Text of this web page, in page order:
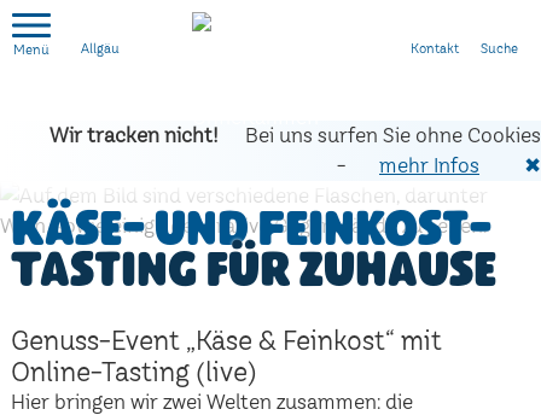
Allgäu
Wir tracken nicht!
Bei uns surfen Sie ohne Cookies
-
mehr Infos ✖
Käse- und Feinkost-
Tasting für zuhause
Genuss-Event „Käse & Feinkost“ mit
Online-Tasting (live)
Hier bringen wir zwei Welten zusammen: die